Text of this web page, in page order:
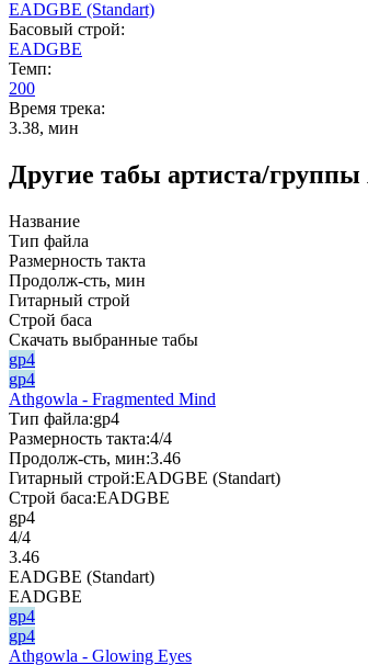
EADGBE (Standart)
Басовый строй:
EADGBE
Темп:
200
Время трека:
3.38, мин
Другие табы артиста/
Название
Тип файла
Размерность такта
Продолж-сть, мин
Гитарный строй
Строй баса
Скачать выбранные табы
gp4
gp4
Athgowla - Fragmented Mind
Тип файла:gp4
Размерность такта:4/4
Продолж-сть, мин:3.46
Гитарный строй:EADGBE (Standart)
Строй баса:EADGBE
gp4
4/4
3.46
EADGBE (Standart)
EADGBE
gp4
gp4
Athgowla - Glowing Eyes